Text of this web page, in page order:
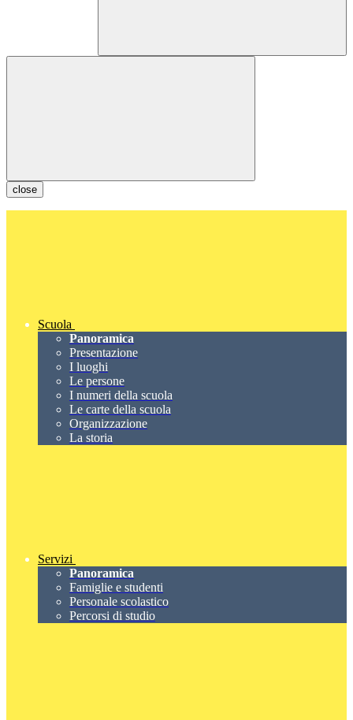
close
Scuola
Panoramica
Presentazione
I luoghi
Le persone
I numeri della scuola
Le carte della scuola
Organizzazione
La storia
Servizi
Panoramica
Famiglie e studenti
Personale scolastico
Percorsi di studio